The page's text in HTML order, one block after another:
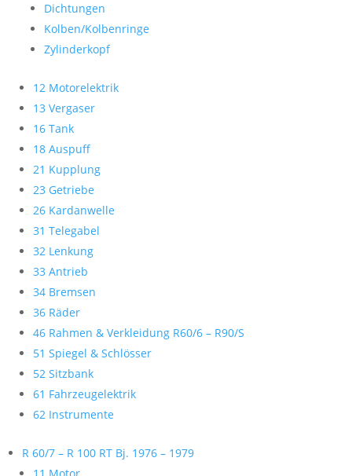
Dichtungen
Kolben/Kolbenringe
Zylinderkopf
12 Motorelektrik
13 Vergaser
16 Tank
18 Auspuff
21 Kupplung
23 Getriebe
26 Kardanwelle
31 Telegabel
32 Lenkung
33 Antrieb
34 Bremsen
36 Räder
46 Rahmen & Verkleidung R60/6 – R90/S
51 Spiegel & Schlösser
52 Sitzbank
61 Fahrzeugelektrik
62 Instrumente
R 60/7 – R 100 RT Bj. 1976 – 1979